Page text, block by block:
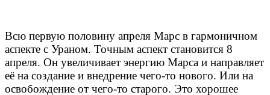
Всю первую половину апреля Марс в гармоничном
аспекте с Ураном. Точным аспект становится 8
апреля. Он увеличивает энергию Марса и направляет
её на создание и внедрение чего-то нового. Или на
освобождение от чего-то старого. Это хорошее